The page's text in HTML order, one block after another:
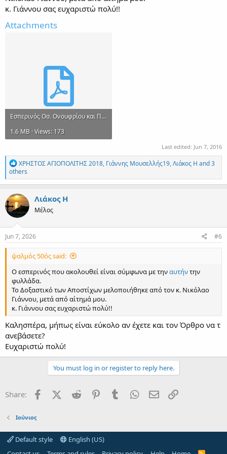
κ. Γιάννου σας ευχαριστώ πολύ!!
Attachments
Εσπερινός Οσ. Ονουφρίου και Πέτρου Ανθωνίτου.pdf
1.6 MB · Views: 173
Last edited: Jun 7, 2016
R
e
a
c
t
i
o
n
s
:
ΧΡΗΣΤΟΣ ΑΓΙΟΠΟΛΙΤΗΣ 2018, Γιάννης Μουσελλής19,Λιάκος Η and 3
others
Λιάκος Η
Μέλος
Jun 7, 2026 #6
ψαλμός 50ός said:
Ο εσπερινός που ακολουθεί είναι σύμφωνα με τηναυτήντην
φυλλάδα.
Το Δοξαστικό των Αποστίχων μελοποιήθηκε από τον κ. Νικόλαο
Γιάννου, μετά από αίτημά μου.
κ. Γιάννου σας ευχαριστώ πολύ!!
Καλησπέρα, μήπως είναι εύκολο αν έχετε και τον Όρθρο να τ
ανεβάσετε?
Ευχαριστώ πολύ!
You must log in or register to reply here.
Share: FacebookX (Twitter)
Reddit PinterestTumblr WhatsApp
Email
Ιούνιος
Default style
English (US)